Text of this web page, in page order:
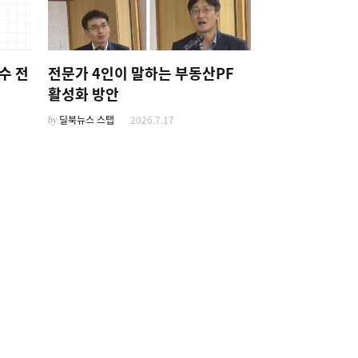
전
전문가 4인이 말하는 부동산PF
활성화 방안
by 딜북뉴스 스탭 2026.7.17